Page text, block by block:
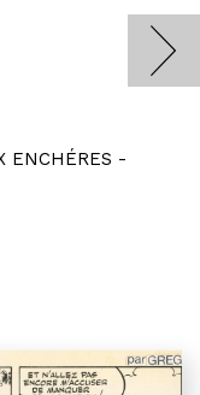
ENCHÉRES -